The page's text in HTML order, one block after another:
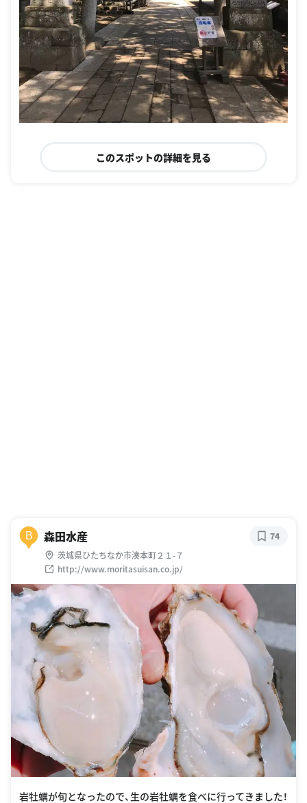
このスポットの詳細を見る
B 森田水産
茨城県ひたちなか市湊本町２１-７
http://www.moritasuisan.co.jp/
74
岩牡蠣が旬となったので、生の岩牡蠣を食べに行ってきました！